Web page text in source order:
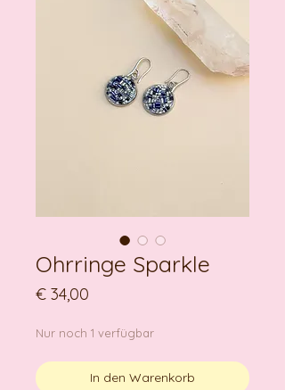
Ohrringe Sparkle
€ 34,00
Nur noch 1 verfügbar
In den Warenkorb